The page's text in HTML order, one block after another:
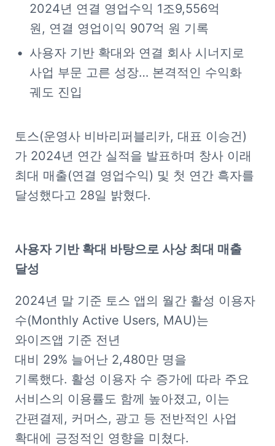
2024년 연결 영업수익 1조9,556억
원, 연결 영업이익 907억 원 기록
사용자 기반 확대와 연결 회사 시너지로
사업 부문 고른 성장… 본격적인 수익화
궤도 진입
토스(운영사 비바리퍼블리카, 대표 이승건)
가 2024년 연간 실적을 발표하며 창사 이래
최대 매출(연결 영업수익) 및 첫 연간 흑자를
달성했다고 28일 밝혔다.
사용자 기반 확대 바탕으로 사상 최대 매출
달성
2024년 말 기준 토스 앱의 월간 활성 이용자
수(Monthly Active Users, MAU)는
와이즈앱 기준 전년
대비 29% 늘어난 2,480만 명을
기록했다. 활성 이용자 수 증가에 따라 주요
서비스의 이용률도 함께 높아졌고, 이는
간편결제, 커머스, 광고 등 전반적인 사업
확대에 긍정적인 영향을 미쳤다.